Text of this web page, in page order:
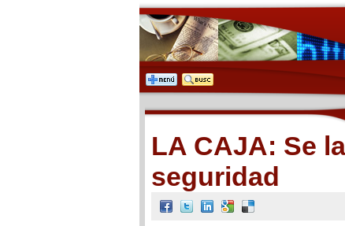
LA CAJA: Se
seguridad